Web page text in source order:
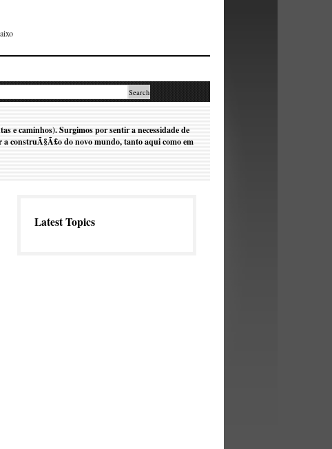
e caminhos). Surgimos por sentir a necessidade de
a construÃ§Ã£o do novo mundo, tanto aqui como em
Latest Topics